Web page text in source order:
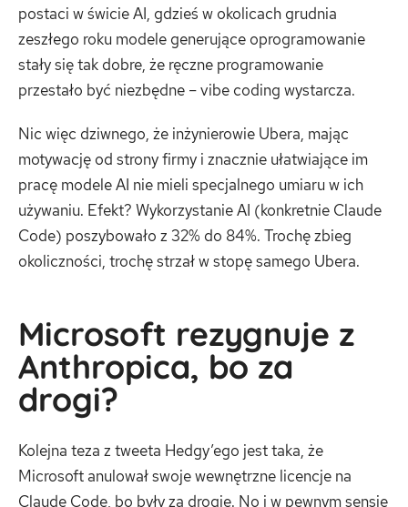
postaci w świcie AI, gdzieś w okolicach grudnia
zeszłego roku modele generujące oprogramowanie
stały się tak dobre, że ręczne programowanie
przestało być niezbędne – vibe coding wystarcza.
Nic więc dziwnego, że inżynierowie Ubera, mając
motywację od strony firmy i znacznie ułatwiające im
pracę modele AI nie mieli specjalnego umiaru w ich
używaniu. Efekt? Wykorzystanie AI (konkretnie Claude
Code) poszybowało z 32% do 84%. Trochę zbieg
okoliczności, trochę strzał w stopę samego Ubera.
Microsoft rezygnuje z
Anthropica, bo za
drogi?
Kolejna teza z tweeta Hedgy’ego jest taka, że
Microsoft anulował swoje wewnętrzne licencje na
Claude Code, bo były za drogie. No i w pewnym sensie